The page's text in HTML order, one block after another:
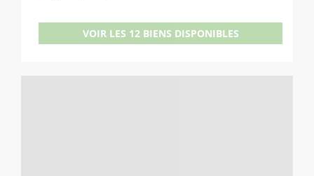
VOIR LES 12 BIENS DISPONIBLES